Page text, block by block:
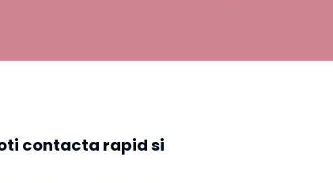
contacta rapid si